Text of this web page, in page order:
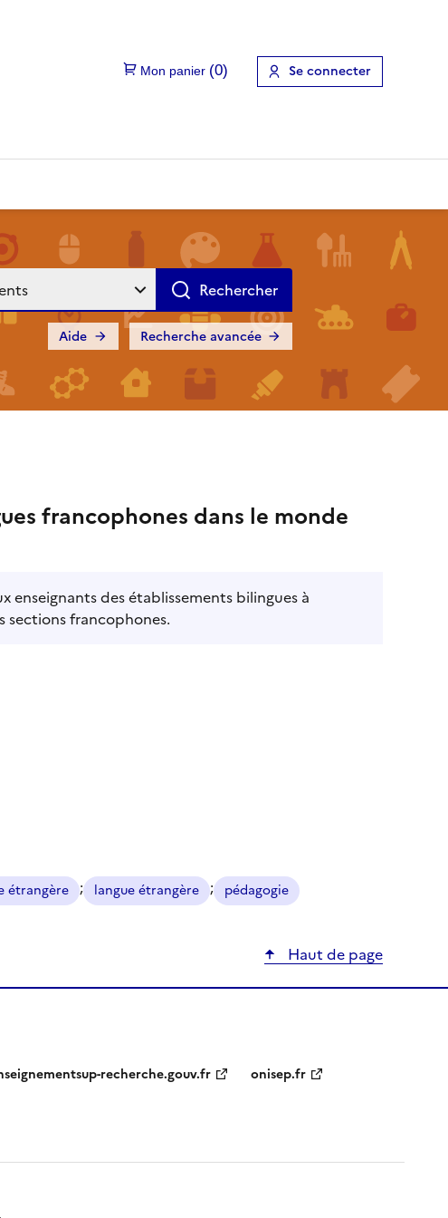
Se connecter
Recherche avancée
Aide
francophones dans le monde
enseignants des établissements bilingues à
sections francophones.
étrangère ; langue étrangère ; pédagogie
Haut de page
recherche.gouv.fr onisep.fr